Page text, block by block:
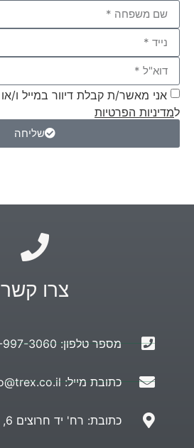
למדיניות הפרטיות
שליחה
צרו קשר
מספר טלפון: 077-997-3060
כתובת מייל: info@trex.co.il
כתובת: רח' יד חרוצים 6, נתניה